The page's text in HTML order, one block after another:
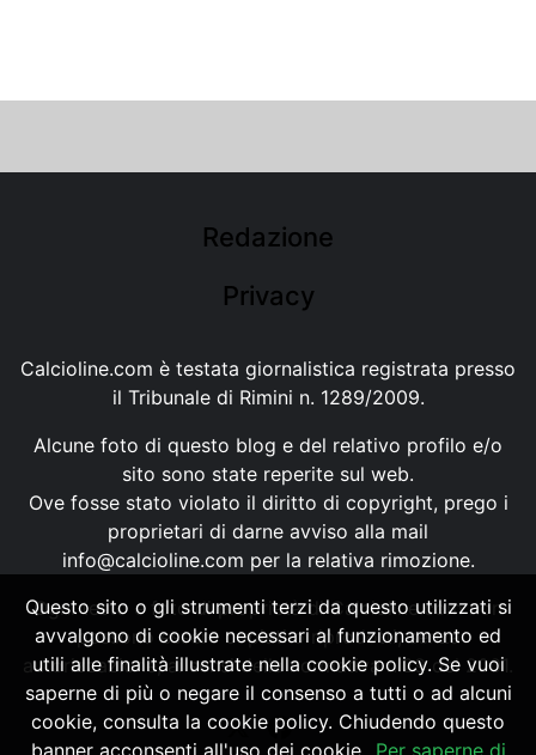
Redazione
Privacy
Calcioline.com è testata giornalistica registrata presso
il Tribunale di Rimini n. 1289/2009.
Alcune foto di questo blog e del relativo profilo e/o
sito sono state reperite sul web.
Ove fosse stato violato il diritto di copyright, prego i
proprietari di darne avviso alla mail
info@calcioline.com per la relativa rimozione.
Ogni testo e foto di proprietà di Calcioline.com non
possono essere copiati o riprodotti, senza
autorizzazione, ai sensi della normativa n.29 del 2001.
Questo sito o gli strumenti terzi da questo utilizzati si
avvalgono di cookie necessari al funzionamento ed
utili alle finalità illustrate nella cookie policy. Se vuoi
saperne di più o negare il consenso a tutti o ad alcuni
cookie, consulta la cookie policy. Chiudendo questo
banner acconsenti all'uso dei cookie.
Per saperne di